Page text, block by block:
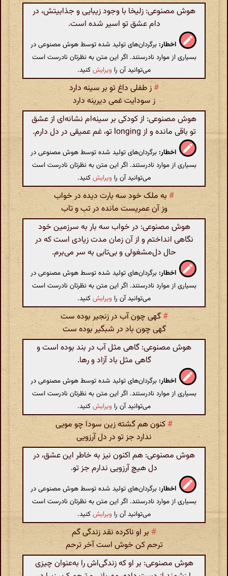
هوش مصنوعی: زلیخا با وجود زیبایی و جذابیتش، در
دام عشق تو اسیر شده است.
اخطار: برگردان‌های تولید شده توسط هوش مصنوعی در
بسیاری از موارد نادرستند. اگر این متن به نظرتان نادرست است
می‌توانید آن را ویرایشکنید.
# ز طفلی داغ تو بر سینه دارد
ز سودایت غمی دیرینه دارد
هوش مصنوعی: از کودکی بر سینه‌ام نشانه‌ای از عشق
تو باقی مانده و از longing تو، غم عمیقی در دل دارم.
اخطار: برگردان‌های تولید شده توسط هوش مصنوعی در
بسیاری از موارد نادرستند. اگر این متن به نظرتان نادرست است
می‌توانید آن را ویرایشکنید.
# به ملک خود سه بارت دیده در خواب
وز آن عمریست مانده در تب و تاب
هوش مصنوعی: در خواب سه بار به سرزمین خود
نگاهی انداختم و از آن زمان مدت زیادی است که در
حال دل‌مشغولی و بی‌تابی به سر می‌برم.
اخطار: برگردان‌های تولید شده توسط هوش مصنوعی در
بسیاری از موارد نادرستند. اگر این متن به نظرتان نادرست است
می‌توانید آن را ویرایشکنید.
#گهی چون آب در زنجیر بوده ست
گهی چون باد در شبگیر بوده ست
هوش مصنوعی: گاهی مثل آب در بند بوده است و
گاهی مثل باد آزاد و رها.
اخطار: برگردان‌های تولید شده توسط هوش مصنوعی در
بسیاری از موارد نادرستند. اگر این متن به نظرتان نادرست است
می‌توانید آن را ویرایشکنید.
#کنون هم گشته زین سودا چو مویی
ندارد جز تو در دل آرزویی
هوش مصنوعی: هم اکنون نیز به خاطر این عشق، در
دل هیچ آرزویی ندارم جز تو.
اخطار: برگردان‌های تولید شده توسط هوش مصنوعی در
بسیاری از موارد نادرستند. اگر این متن به نظرتان نادرست است
می‌توانید آن را ویرایشکنید.
# بر او ناکرده نقد زندگی گم
ترحم کن خوش است آخر ترحم
هوش مصنوعی: بر او که زندگی‌اش را به‌عنوان چیزی